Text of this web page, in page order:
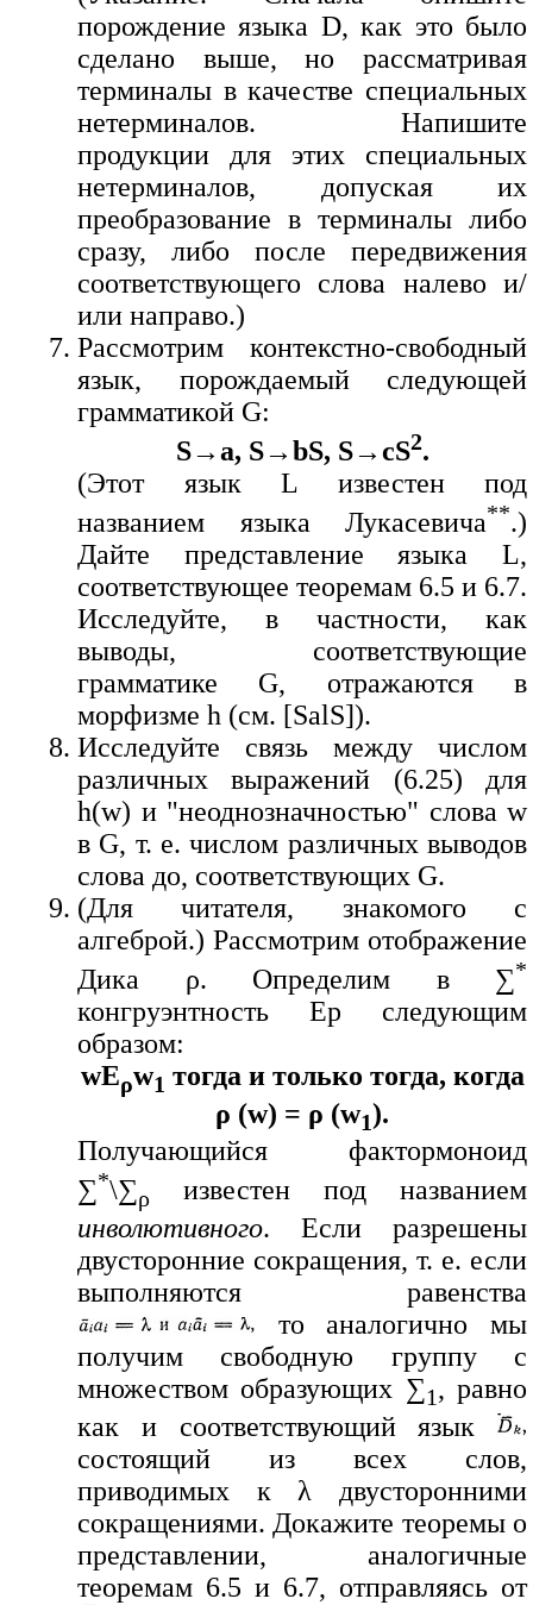
порождение языка D, как это было
сделано выше, но рассматривая
терминалы в качестве специальных
нетерминалов. Напишите
продукции для этих специальных
нетерминалов, допуская их
преобразование в терминалы либо
сразу, либо после передвижения
соответствующего слова налево и/
или направо.)
Рассмотрим контекстно-свободный
язык, порождаемый следующей
грамматикой G:
S→a, S→bS, S→cS2.
(Этот язык L известен под
названием языка Лукасевича**.)
Дайте представление языка L,
соответствующее теоремам 6.5 и 6.7.
Исследуйте, в частности, как
выводы, соответствующие
грамматике G, отражаются в
морфизме h (см. [SalS]).
Исследуйте связь между числом
различных выражений (6.25) для
h(w) и "неоднозначностью" слова w
в G, т. е. числом различных выводов
слова до, соответствующих G.
(Для читателя, знакомого с
алгеброй.) Рассмотрим отображение
Дика ρ. Определим в ∑*
конгруэнтность Ер следующим
образом:
wEρw1 тогда и только тогда, когда
ρ (w) = ρ (w1).
Получающийся фактормоноид
∑*\∑ρ известен под названием
инволютивного. Если разрешены
двусторонние сокращения, т. е. если
выполняются равенства
то аналогично мы
получим свободную группу с
множеством образующих ∑1, равно
как и соответствующий язык
состоящий из всех слов,
приводимых к λ двусторонними
сокращениями. Докажите теоремы о
представлении, аналогичные
теоремам 6.5 и 6.7, отправляясь от